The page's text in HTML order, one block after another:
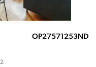
OP27571253ND
2